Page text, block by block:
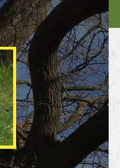
Entreprise de
jardinage 45